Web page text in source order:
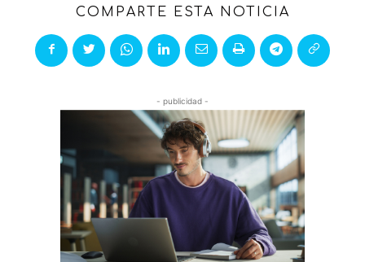
COMPARTE ESTA NOTICIA
- publicidad -